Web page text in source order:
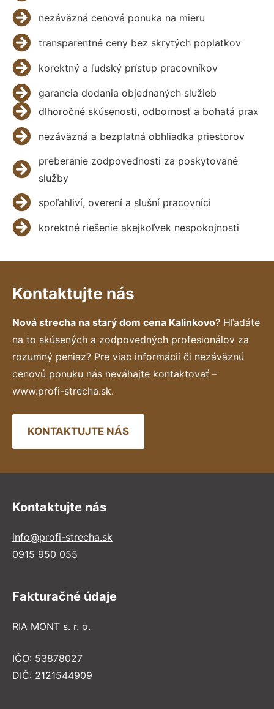
nezáväzná cenová ponuka na mieru
transparentné ceny bez skrytých poplatkov
korektný a ľudský prístup pracovníkov
garancia dodania objednaných služieb
dlhoročné skúsenosti, odbornosť a bohatá prax
nezáväzná a bezplatná obhliadka priestorov
preberanie zodpovednosti za poskytované
služby
spoľahliví, overení a slušní pracovníci
korektné riešenie akejkoľvek nespokojnosti
Kontaktujte nás
Nová strecha na starý dom cena Kalinkovo? Hľadáte
na to skúsených a zodpovedných profesionálov za
rozumný peniaz? Pre viac informácií či nezáväznú
cenovú ponuku nás neváhajte kontaktovať –
www.profi-strecha.sk.
KONTAKTUJTE NÁS
Kontaktujte nás
info@profi-strecha.sk
0915 950 055
Fakturačné údaje
RIA MONT s. r. o.
IČO: 53878027
DIČ: 2121544909